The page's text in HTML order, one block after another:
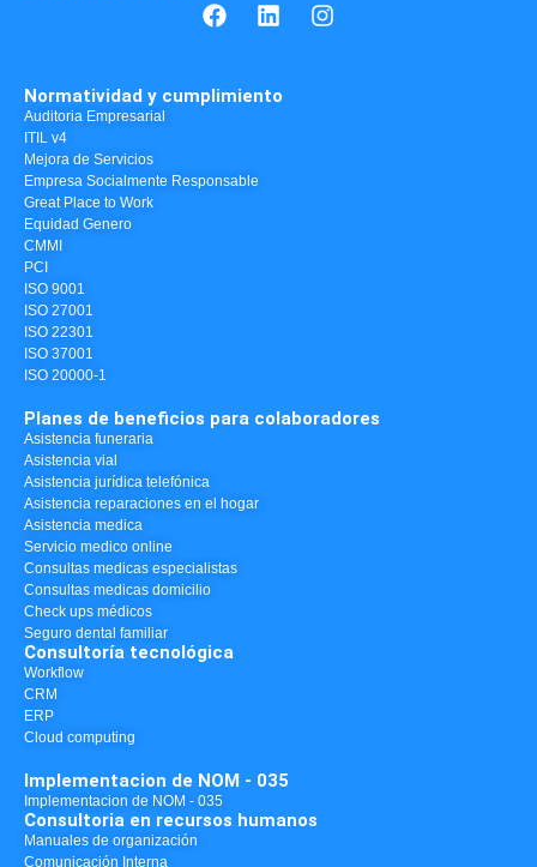
Normatividad y cumplimiento
Auditoria Empresarial
ITIL v4
Mejora de Servicios
Empresa Socialmente Responsable
Great Place to Work
Equidad Genero
CMMI
PCI
ISO 9001
ISO 27001
ISO 22301
ISO 37001
ISO 20000-1
Planes de beneficios para colaboradores
Asistencia funeraria
Asistencia vial
Asistencia jurídica telefónica
Asistencia reparaciones en el hogar
Asistencia medica
Servicio medico online
Consultas medicas especialistas
Consultas medicas domicilio
Check ups médicos
Seguro dental familiar
Consultoría tecnológica
Workflow
CRM
ERP
Cloud computing
Implementacion de NOM - 035
Implementacion de NOM - 035
Consultoria en recursos humanos
Manuales de organización
Comunicación Interna